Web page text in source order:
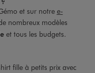
et sur notre e-
nombreux modèles
et tous les budgets.
fille à petits prix avec